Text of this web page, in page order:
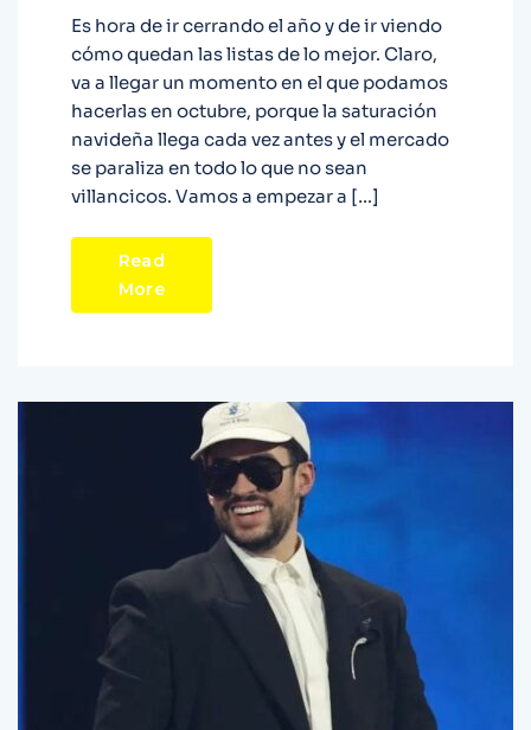
Es hora de ir cerrando el año y de ir viendo
cómo quedan las listas de lo mejor. Claro,
va a llegar un momento en el que podamos
hacerlas en octubre, porque la saturación
navideña llega cada vez antes y el mercado
se paraliza en todo lo que no sean
villancicos. Vamos a empezar a […]
Read
More